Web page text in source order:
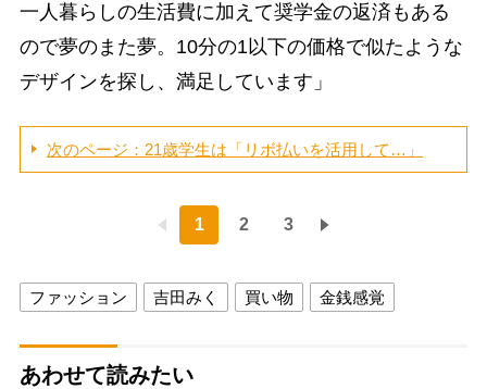
一人暮らしの生活費に加えて奨学金の返済もある
ので夢のまた夢。10分の1以下の価格で似たような
デザインを探し、満足しています」
次のページ：21歳学生は「リボ払いを活用して…」
1 2 3
ファッション 吉田みく 買い物 金銭感覚
あわせて読みたい